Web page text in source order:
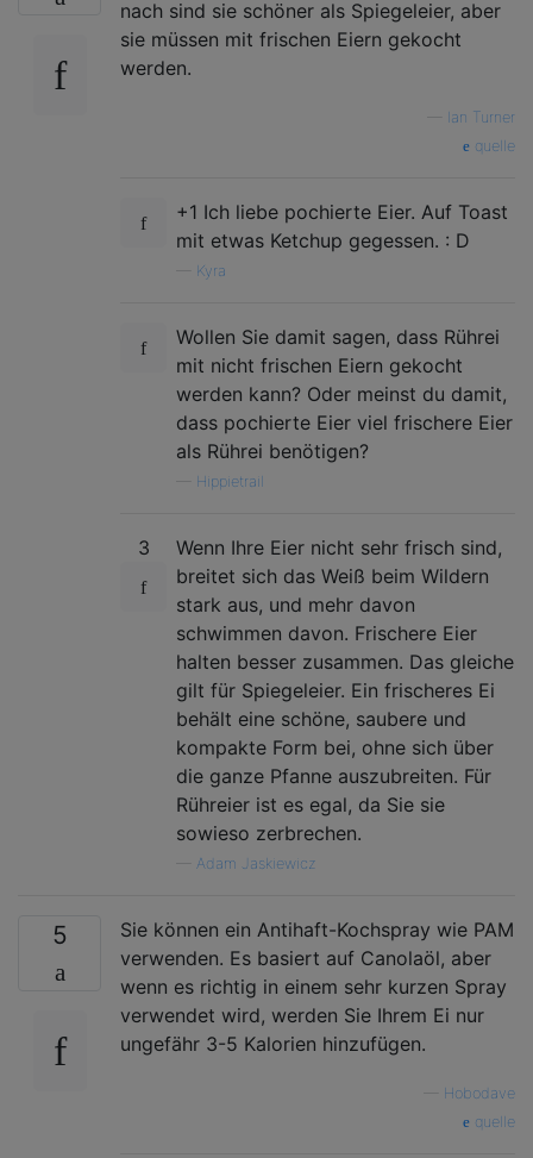
nach sind sie schöner als Spiegeleier, aber
sie müssen mit frischen Eiern gekocht
werden.
Ian Turner
quelle
+1 Ich liebe pochierte Eier. Auf Toast
mit etwas Ketchup gegessen. : D
Kyra
Wollen Sie damit sagen, dass Rührei
mit nicht frischen Eiern gekocht
werden kann? Oder meinst du damit,
dass pochierte Eier viel frischere Eier
als Rührei benötigen?
Hippietrail
3
Wenn Ihre Eier nicht sehr frisch sind,
breitet sich das Weiß beim Wildern
stark aus, und mehr davon
schwimmen davon. Frischere Eier
halten besser zusammen. Das gleiche
gilt für Spiegeleier. Ein frischeres Ei
behält eine schöne, saubere und
kompakte Form bei, ohne sich über
die ganze Pfanne auszubreiten. Für
Rühreier ist es egal, da Sie sie
sowieso zerbrechen.
Adam Jaskiewicz
5
Sie können ein Antihaft-Kochspray wie PAM
verwenden. Es basiert auf Canolaöl, aber
wenn es richtig in einem sehr kurzen Spray
verwendet wird, werden Sie Ihrem Ei nur
ungefähr 3-5 Kalorien hinzufügen.
Hobodave
quelle